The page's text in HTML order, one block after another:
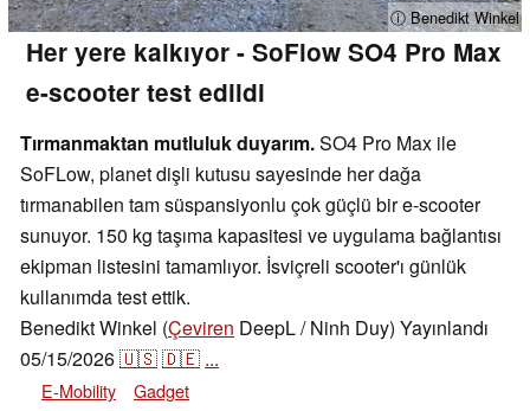
ⓘ Benedikt Winkel
Her yere kalkıyor - SoFlow SO4 Pro Max
e-scooter test edildi
Tırmanmaktan mutluluk duyarım.SO4 Pro Max ile
SoFLow, planet dişli kutusu sayesinde her dağa
tırmanabilen tam süspansiyonlu çok güçlü bir e-scooter
sunuyor. 150 kg taşıma kapasitesi ve uygulama bağlantısı
ekipman listesini tamamlıyor. İsviçreli scooter'ı günlük
kullanımda test ettik.
Benedikt Winkel (Çeviren DeepL / Ninh Duy) Yayınlandı
05/15/2026🇺🇸🇩🇪 ...
E-Mobility Gadget